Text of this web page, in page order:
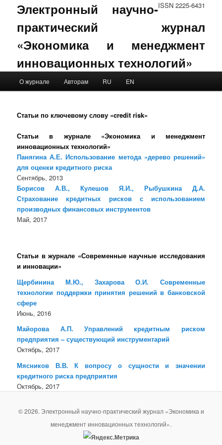
ISSN 2225-6431
Электронный научно-
практический журнал
«Экономика и менеджмент
инновационных технологий»
Skip to primary content
Skip to secondary content
О журнале Авторам RU EN
Статьи по ключевому слову «credit risk»
Статьи в журнале «Экономика и менеджмент
инновационных технологий»
Панягина А.Е. Использование метода «дерево решений»
для оценки кредитного риска
Сентябрь, 2013
Борисов А.В., Кулешов Я.И., Рыбушкина Д.А.
Страхование кредитных рисков с использованием
производных финансовых инструментов
Май, 2017
Статьи в журнале «Современные научные исследования
и инновации»
Щербинина М.Ю., Захарова О.И. Современные
технологии поддержки принятия решений в банковской
сфере
Июнь, 2016
Майорова А.П. Управлений кредитным риском
предприятия – существующий инструментарий
Октябрь, 2017
Мясников В.В. К вопросу о сущности и значении
кредитного риска предприятия
Октябрь, 2017
© 2026. Электронный научно-практический журнал «Экономика и
менеджмент инновационных технологий».